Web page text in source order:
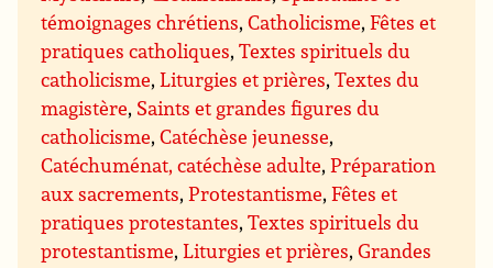
témoignages chrétiens,Catholicisme,Fêtes et
pratiques catholiques,Textes spirituels du
catholicisme,Liturgies et prières,Textes du
magistère, Saints et grandes figures du
catholicisme,Catéchèse jeunesse,
Catéchuménat, catéchèse adulte,Préparation
aux sacrements,Protestantisme,Fêtes et
pratiques protestantes,Textes spirituels du
protestantisme,Liturgies et prières,Grandes